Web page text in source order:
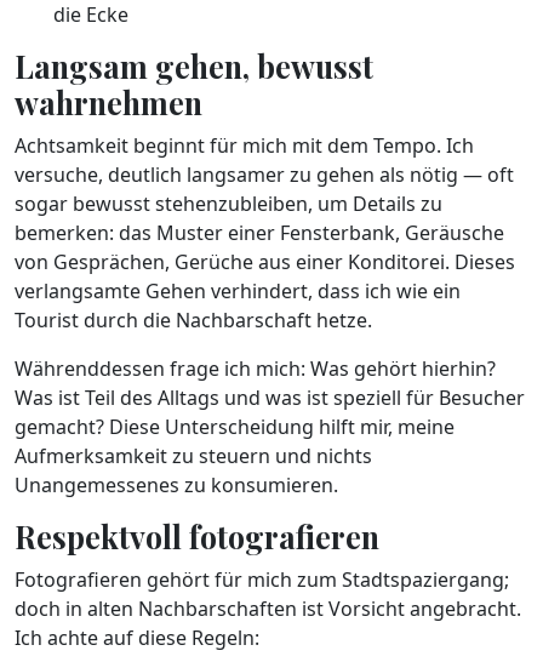
die Ecke
Langsam gehen, bewusst
wahrnehmen
Achtsamkeit beginnt für mich mit dem Tempo. Ich
versuche, deutlich langsamer zu gehen als nötig — oft
sogar bewusst stehenzubleiben, um Details zu
bemerken: das Muster einer Fensterbank, Geräusche
von Gesprächen, Gerüche aus einer Konditorei. Dieses
verlangsamte Gehen verhindert, dass ich wie ein
Tourist durch die Nachbarschaft hetze.
Währenddessen frage ich mich: Was gehört hierhin?
Was ist Teil des Alltags und was ist speziell für Besucher
gemacht? Diese Unterscheidung hilft mir, meine
Aufmerksamkeit zu steuern und nichts
Unangemessenes zu konsumieren.
Respektvoll fotografieren
Fotografieren gehört für mich zum Stadtspaziergang;
doch in alten Nachbarschaften ist Vorsicht angebracht.
Ich achte auf diese Regeln: